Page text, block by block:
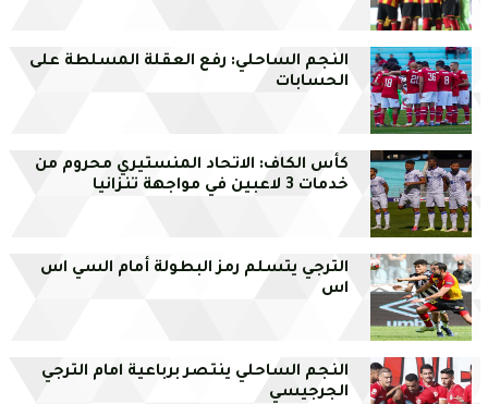
النجم الساحلي: رفع العقلة المسلطة على
الحسابات
كأس الكاف: الاتحاد المنستيري محروم من
خدمات 3 لاعبين في مواجهة تنزانيا
الترجي يتسلم رمز البطولة أمام السي اس
اس
النجم الساحلي ينتصر برباعية امام الترجي
الجرجيسي